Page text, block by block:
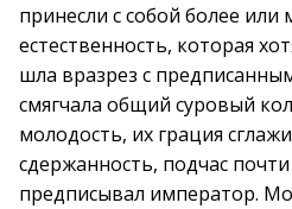
принесли с собой более
естественность, которая
шла вразрез с
смягчала общий суровый
молодость, их грация
сдержанность, подчас
предписывал император.